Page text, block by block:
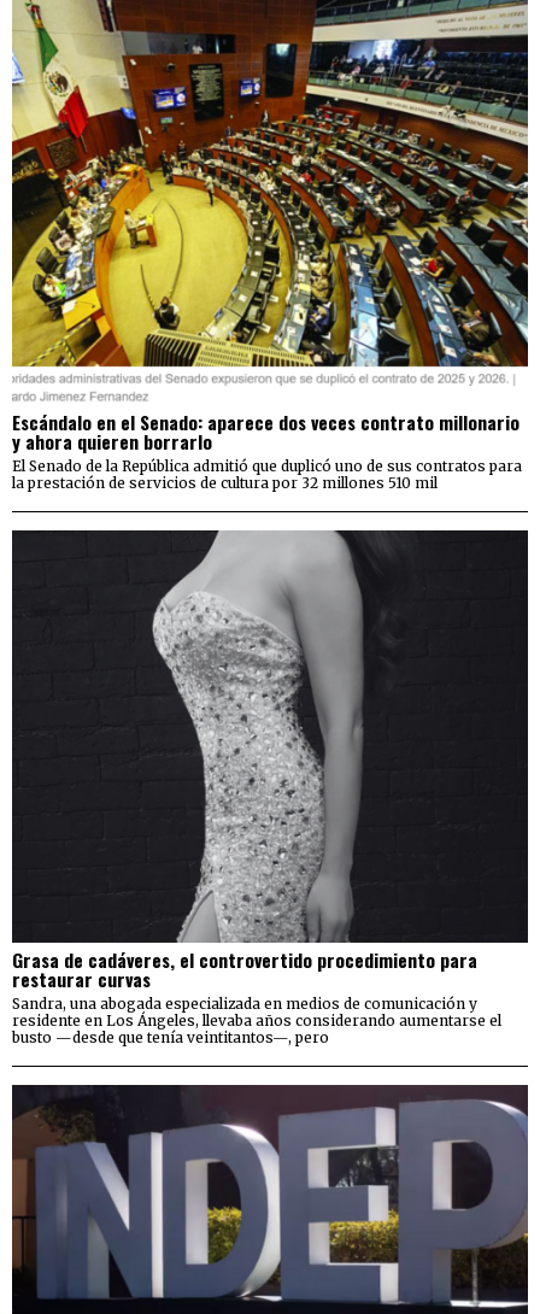
Escándalo en el Senado: aparece dos veces contrato millonario
y ahora quieren borrarlo
El Senado de la República admitió que duplicó uno de sus contratos para
la prestación de servicios de cultura por 32 millones 510 mil
Grasa de cadáveres, el controvertido procedimiento para
restaurar curvas
Sandra, una abogada especializada en medios de comunicación y
residente en Los Ángeles, llevaba años considerando aumentarse el
busto —desde que tenía veintitantos—, pero